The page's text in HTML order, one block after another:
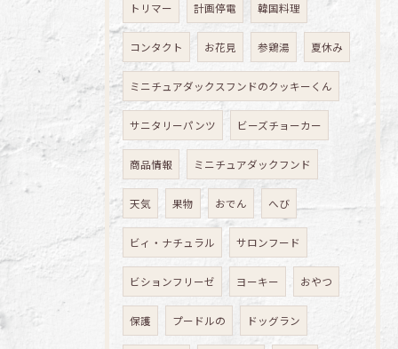
トリマー 計画停電 韓国料理
コンタクト お花見 参鶏湯 夏休み
ミニチュアダックスフンドのクッキーくん
サニタリーパンツ ビーズチョーカー
商品情報 ミニチュアダックフンド
天気 果物 おでん へび
ビィ・ナチュラル サロンフード
ビションフリーゼ ヨーキー おやつ
保護 プードルの ドッグラン